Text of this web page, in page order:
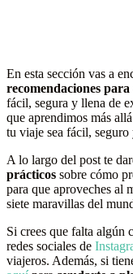
En esta sección vas a
recomendaciones para
fácil, segura y llena de
que aprendimos más
tu viaje sea fácil, seguro
A lo largo del post te
prácticos sobre cómo
para que aproveches al
siete maravillas del
Si crees que falta algún
redes sociales de
viajeros. Además, si